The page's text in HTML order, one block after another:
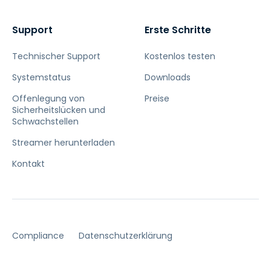
Support
Technischer Support
Systemstatus
Offenlegung von
Sicherheitslücken und
Schwachstellen
Streamer herunterladen
Kontakt
Erste Schritte
Kostenlos testen
Downloads
Preise
Compliance Datenschutzerklärung